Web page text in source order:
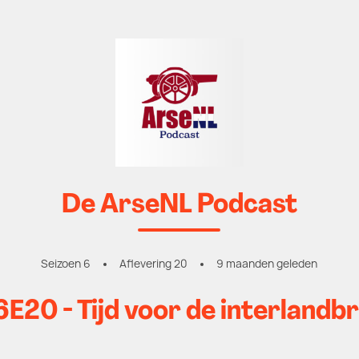
De ArseNL Podcast
Seizoen 6 Aflevering 20 9 maanden geleden
- Tijd voor de